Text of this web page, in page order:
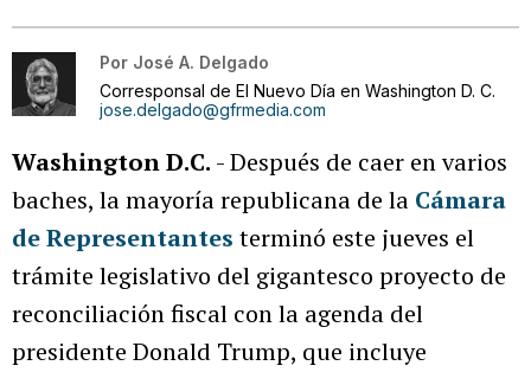
Por José A. Delgado
Corresponsal de El Nuevo Día en Washington D. C.
jose.delgado@gfrmedia.com
Washington D.C. - Después de caer en varios
baches, la mayoría republicana de la Cámara
de Representantes terminó este jueves el
trámite legislativo del gigantesco proyecto de
reconciliación fiscal con la agenda del
presidente Donald Trump, que incluye